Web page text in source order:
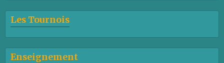
Les Tournois
Enseignement